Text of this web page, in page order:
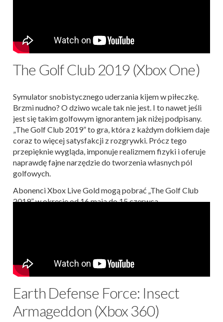
The Golf Club 2019 (Xbox One)
Symulator snobistycznego uderzania kijem w piłeczkę.
Brzmi nudno? O dziwo wcale tak nie jest. I to nawet jeśli
jest się takim golfowym ignorantem jak niżej podpisany.
„The Golf Club 2019” to gra, która z każdym dołkiem daje
coraz to więcej satysfakcji z rozgrywki. Prócz tego
przepięknie wygląda, imponuje realizmem fizyki i oferuje
naprawdę fajne narzędzie do tworzenia własnych pól
golfowych.
Abonenci Xbox Live Gold mogą pobrać „The Golf Club
2019” w okresie od 16 maja do 15 czerwca.
Earth Defense Force: Insect
Armageddon (Xbox 360)